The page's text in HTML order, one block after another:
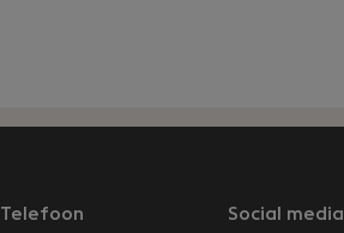
Telefoon Social media